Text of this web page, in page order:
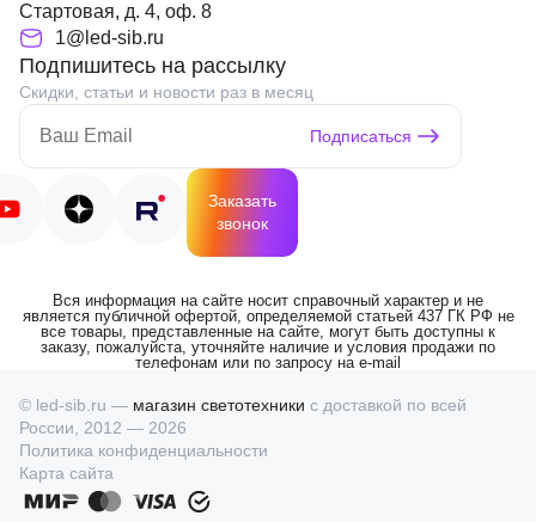
Стартовая, д. 4, оф. 8
1@led-sib.ru
Подпишитесь на рассылку
Скидки, статьи и новости раз в месяц
Подписаться
Заказать
звонок
Вся информация на сайте носит справочный характер и не
является публичной офертой, определяемой статьей 437 ГК РФ не
все товары, представленные на сайте, могут быть доступны к
заказу, пожалуйста, уточняйте наличие и условия продажи по
телефонам или по запросу на e-mail
© led-sib.ru — магазин светотехники с доставкой по всей
России, 2012 — 2026
Политика конфиденциальности
Карта сайта